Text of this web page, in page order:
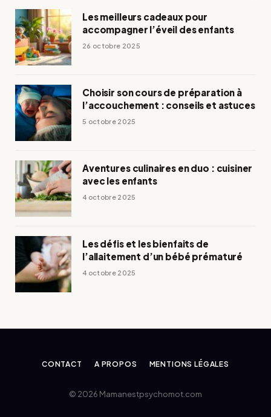
Les meilleurs cadeaux pour
accompagner l’éveil des enfants
26 octobre 2025
Choisir son cours de préparation à
l’accouchement : conseils et astuces
5 octobre 2025
Aventures culinaires en duo : cuisiner
avec les enfants
4 octobre 2025
Les défis et les bienfaits de
l’allaitement d’un bébé prématuré
4 octobre 2025
CONTACT A PROPOS MENTIONS LÉGALES
© 2026 Mamanestpsychomot.com